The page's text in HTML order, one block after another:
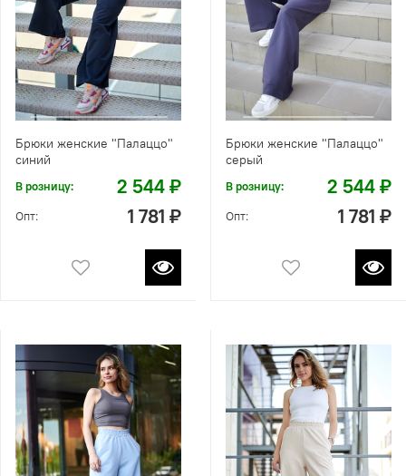
Брюки женские "Палаццо"
синий
В розницу: 2 544 ₽
Опт: 1 781 ₽
Брюки женские "Палаццо"
серый
В розницу: 2 544 ₽
Опт: 1 781 ₽